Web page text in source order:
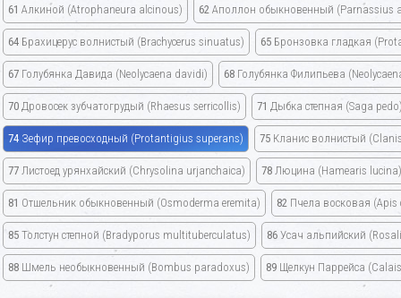
61 Алкиной (Atrophaneura alcinous) 62 Аполлон обыкновенный (Parnassius
64 Брахицерус волнистый (Brachycerus sinuatus) 65 Бронзовка гладкая
67 Голубянка Давида (Neolycaena davidi) 68 Голубянка Филипьева
70 Дровосек зубчатогрудый (Rhaesus serricollis) 71 Дыбка степная (Saga
74 Зефир превосходный (Protantigius superans) 75 Кланис волнистый
77 Листоед урянхайский (Chrysolina urjanchaica) 78 Люцина (Hamearis lucina)
81 Отшельник обыкновенный (Osmoderma eremita) 82 Пчела восковая (Apis
85 Толстун степной (Bradyporus multituberculatus) 86 Усач альпийский
88 Шмель необыкновенный (Bombus paradoxus) 89 Щелкун Паррейса